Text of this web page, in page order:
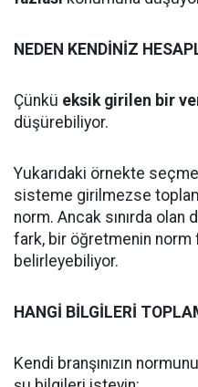
NEDEN KENDİNİZ
Çünkü eksik girilen bir
düşürebiliyor.
Yukarıdaki örnekte
sisteme girilmezse
norm. Ancak sınırda
fark, bir öğretmenin norm
belirleyebiliyor.
HANGİ BİLGİLERİ
Kendi branşınızın